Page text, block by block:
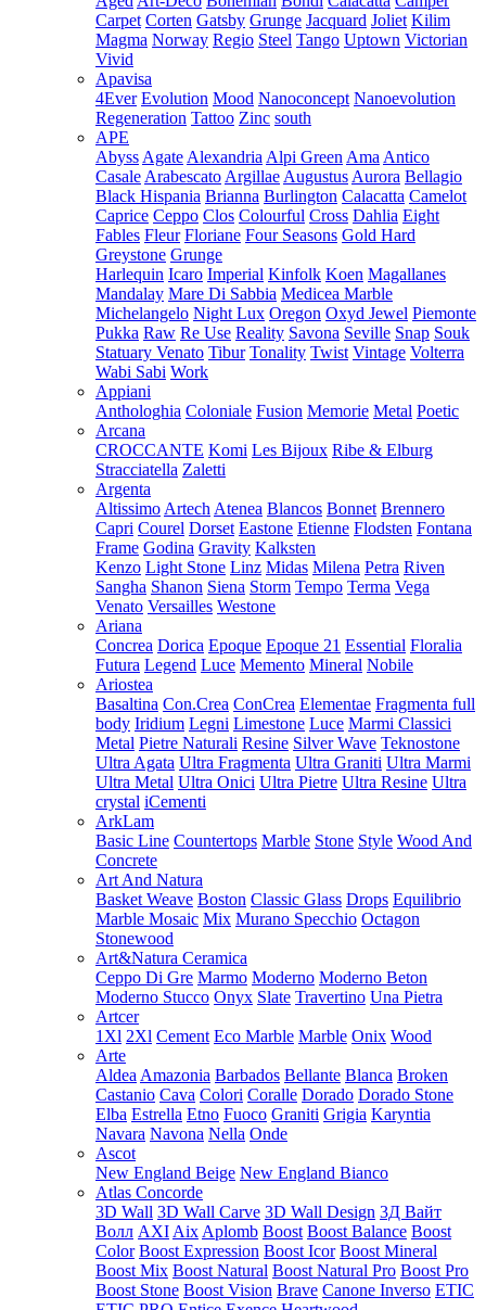
Carpet Corten Gatsby Grunge Jacquard Joliet Kilim
Magma Norway Regio Steel Tango Uptown Victorian
Vivid
Apavisa
4Ever Evolution Mood Nanoconcept Nanoevolution
Regeneration Tattoo Zinc south
APE
Abyss Agate Alexandria Alpi Green Ama Antico
Casale Arabescato Argillae Augustus Aurora Bellagio
Black Hispania Brianna Burlington Calacatta Camelot
Caprice Ceppo Clos Colourful Cross Dahlia Eight
Fables Fleur Floriane Four Seasons Gold Hard
Greystone Grunge
Harlequin Icaro Imperial Kinfolk Koen Magallanes
Mandalay Mare Di Sabbia Medicea Marble
Michelangelo Night Lux Oregon Oxyd Jewel Piemonte
Pukka Raw Re Use Reality Savona Seville Snap Souk
Statuary Venato Tibur Tonality Twist Vintage Volterra
Wabi Sabi Work
Appiani
Anthologhia Coloniale Fusion Memorie Metal Poetic
Arcana
CROCCANTE Komi Les Bijoux Ribe & Elburg
Stracciatella Zaletti
Argenta
Altissimo Artech Atenea Blancos Bonnet Brennero
Capri Courel Dorset Eastone Etienne Flodsten Fontana
Frame Godina Gravity Kalksten
Kenzo Light Stone Linz Midas Milena Petra Riven
Sangha Shanon Siena Storm Tempo Terma Vega
Venato Versailles Westone
Ariana
Concrea Dorica Epoque Epoque 21 Essential Floralia
Futura Legend Luce Memento Mineral Nobile
Ariostea
Basaltina Con.Crea ConCrea Elementae Fragmenta full
body Iridium Legni Limestone Luce Marmi Classici
Metal Pietre Naturali Resine Silver Wave Teknostone
Ultra Agata Ultra Fragmenta Ultra Graniti Ultra Marmi
Ultra Metal Ultra Onici Ultra Pietre Ultra Resine Ultra
crystal iCementi
ArkLam
Basic Line Countertops Marble Stone Style Wood And
Concrete
Art And Natura
Basket Weave Boston Classic Glass Drops Equilibrio
Marble Mosaic Mix Murano Specchio Octagon
Stonewood
Art&Natura Ceramica
Ceppo Di Gre Marmo Moderno Moderno Beton
Moderno Stucco Onyx Slate Travertino Una Pietra
Artcer
1Xl 2Xl Cement Eco Marble Marble Onix Wood
Arte
Aldea Amazonia Barbados Bellante Blanca Broken
Castanio Cava Colori Coralle Dorado Dorado Stone
Elba Estrella Etno Fuoco Graniti Grigia Karyntia
Navara Navona Nella Onde
Ascot
New England Beige New England Bianco
Atlas Concorde
3D Wall 3D Wall Carve 3D Wall Design 3Д Вайт
Волл AXI Aix Aplomb Boost Boost Balance Boost
Color Boost Expression Boost Icor Boost Mineral
Boost Mix Boost Natural Boost Natural Pro Boost Pro
Boost Stone Boost Vision Brave Canone Inverso ETIC